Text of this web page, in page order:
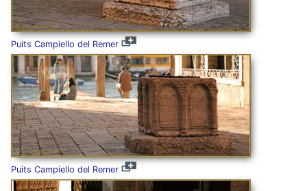
Puits Campiello del Remer
Puits Campiello del Remer